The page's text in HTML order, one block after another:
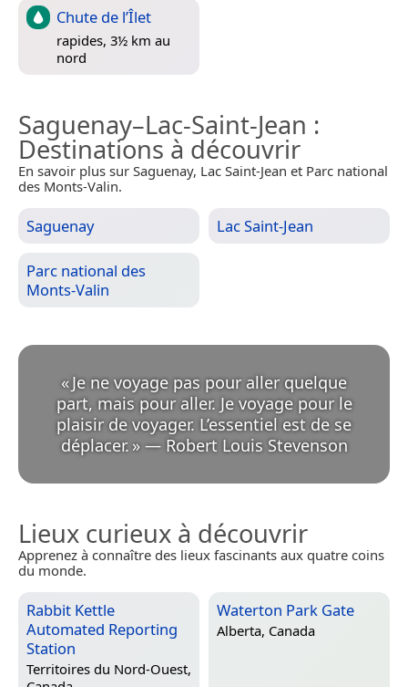
Chute de l’Îlet
rapides, 3½ km au
nord
Saguenay–Lac-Saint-Jean :
Destinations à découvrir
En savoir plus sur Saguenay, Lac Saint-Jean et Parc national
des Monts-Valin.
Saguenay Lac Saint-Jean
Parc national des
Monts-Valin
«Je ne voyage pas pour aller quelque
part, mais pour aller. Je voyage pour le
plaisir de voyager. L’essentiel est de se
déplacer. » — Robert Louis Stevenson
Lieux curieux à découvrir
Apprenez à connaître des lieux fascinants aux quatre coins
du monde.
Rabbit Kettle
Automated Reporting
Station
Territoires du Nord-Ouest,
Waterton Park Gate
Alberta, Canada